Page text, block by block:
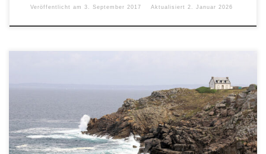
Veröffentlicht am 3. September 2017 Aktualisiert 2. Januar 2026
Nach dem Motto „Wir können überall Urlaub machen, Hauptsache
in der Bretagne“ waren wir im Sommer 2017 erneut im Finistère.
Vom 22.07. bis zum 05.08.2017 weilten wir in Plogoff im
Ferienhaus Ty Kiwi.